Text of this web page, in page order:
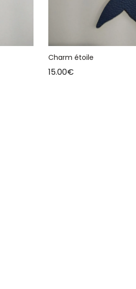
Charm étoile
15.00€